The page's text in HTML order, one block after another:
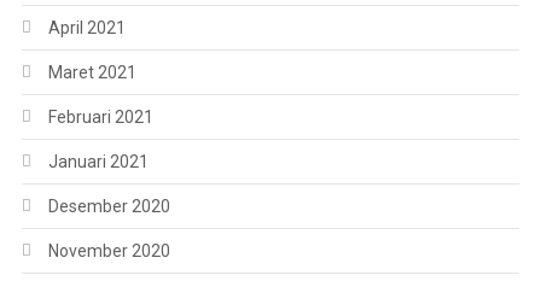
April 2021
Maret 2021
Februari 2021
Januari 2021
Desember 2020
November 2020